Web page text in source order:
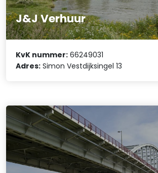
J&J Verhuur
KvK nummer: 66249031
Adres: Simon Vestdijksingel 13